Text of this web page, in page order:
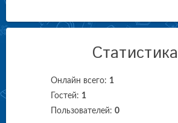
Статистика
Онлайн всего: 1
Гостей: 1
Пользователей: 0